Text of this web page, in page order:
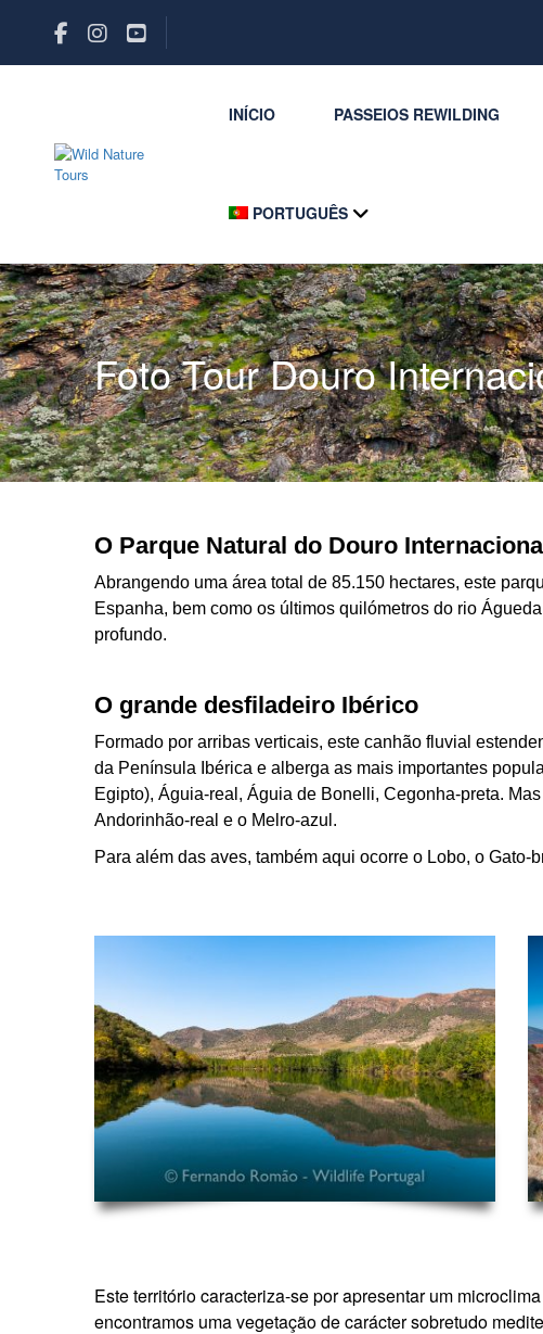
INÍCIO PASSEIOS REWILDING
PORTUGUÊS
Foto Tour Douro
O Parque Natural do Douro
Abrangendo uma área total de 85.150 hectares, este
Espanha, bem como os últimos quilómetros do rio
profundo.
O grande desfiladeiro Ibérico
Formado por arribas verticais, este canhão fluvial
da Península Ibérica e alberga as mais importantes
Egipto), Águia-real, Águia de Bonelli, Cegonha-preta.
Andorinhão-real e o Melro-azul.
Para além das aves, também aqui ocorre o Lobo, o Gato-
Este território caracteriza-se por apresentar um
encontramos uma vegetação de carácter sobretudo